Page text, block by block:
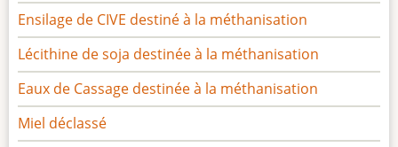
Ensilage de CIVE destiné à la méthanisation
Lécithine de soja destinée à la méthanisation
Eaux de Cassage destinée à la méthanisation
Miel déclassé